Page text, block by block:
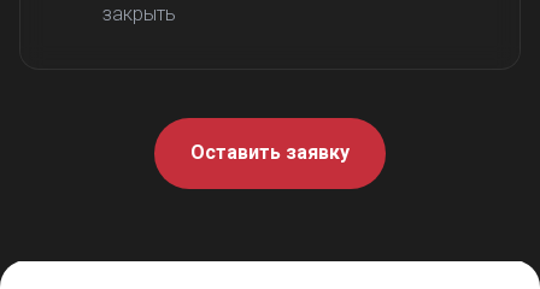
закрыть
Оставить заявку